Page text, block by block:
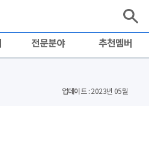
전문분야 추천멤버
업데이트 : 2023년 05월